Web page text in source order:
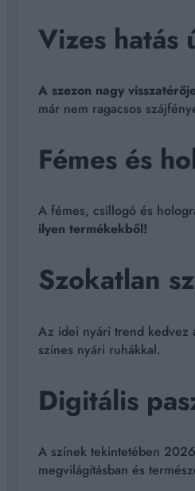
Vizes hatás
A szezon nagy
már nem ragacsos
Fémes és
A fémes, csillogó és
ilyen termékekből!
Szokatlan
Az idei nyári trend kedvez
színes nyári ruhákkal.
Digitális
A színek tekintetében
megvilágításban és